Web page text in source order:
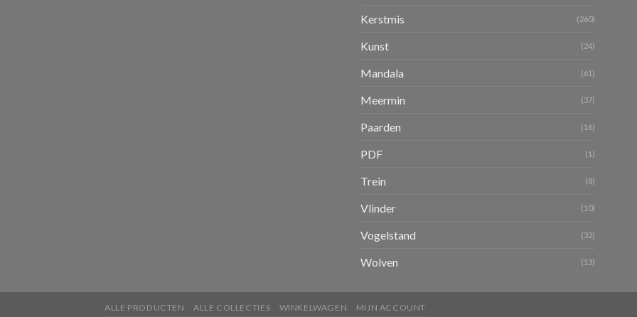
Kerstmis (260)
Kunst (24)
Mandala (61)
Meermin (37)
Paarden (16)
PDF (1)
Trein (8)
Vlinder (10)
Vogelstand (32)
Wolven (13)
ALLE PRODUCTEN ALLE COLLECTIES WINKELWAGEN MIJN ACCOUNT